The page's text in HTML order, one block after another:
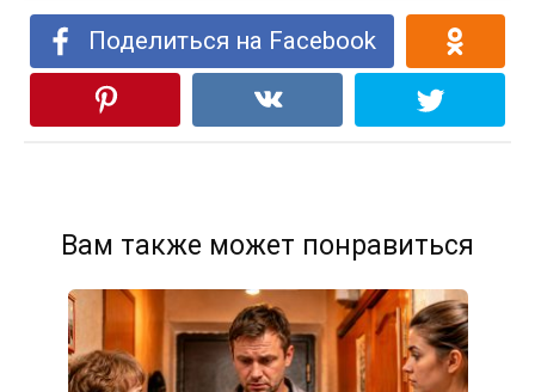
Поделиться на Facebook
Вам также может понравиться